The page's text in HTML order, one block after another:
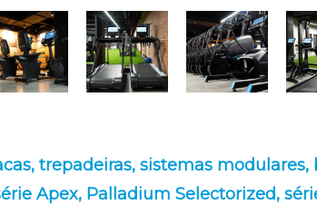
trepadeiras, sistemas modulares,
Apex, Palladium Selectorized,